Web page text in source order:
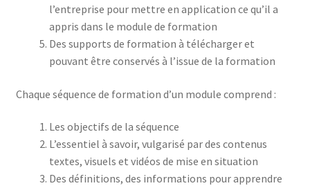
l’entreprise pour mettre en application ce qu’il a
appris dans le module de formation
Des supports de formation à télécharger et
pouvant être conservés à l’issue de la formation
Chaque séquence de formation d’un module comprend :
Les objectifs de la séquence
L’essentiel à savoir, vulgarisé par des contenus
textes, visuels et vidéos de mise en situation
Des définitions, des informations pour apprendre